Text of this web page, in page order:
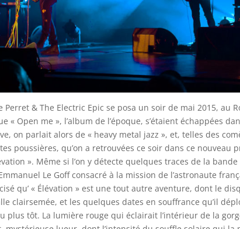
Perret & The Electric Epic se posa un soir de mai 2015, au
« Open me », l’album de l’époque, s’étaient échappées
on parlait alors de « heavy metal jazz », et, telles des
poussières, qu’on a retrouvées ce soir dans ce nouveau
». Même si l’on y détecte quelques traces de la
Le Goff consacré à la mission de l’astronaute
qu’ « Élévation » est une tout autre aventure, dont le
clairsemée, et les quelques dates en souffrance qu’il
plus tôt. La lumière rouge qui éclairait l’intérieur de la